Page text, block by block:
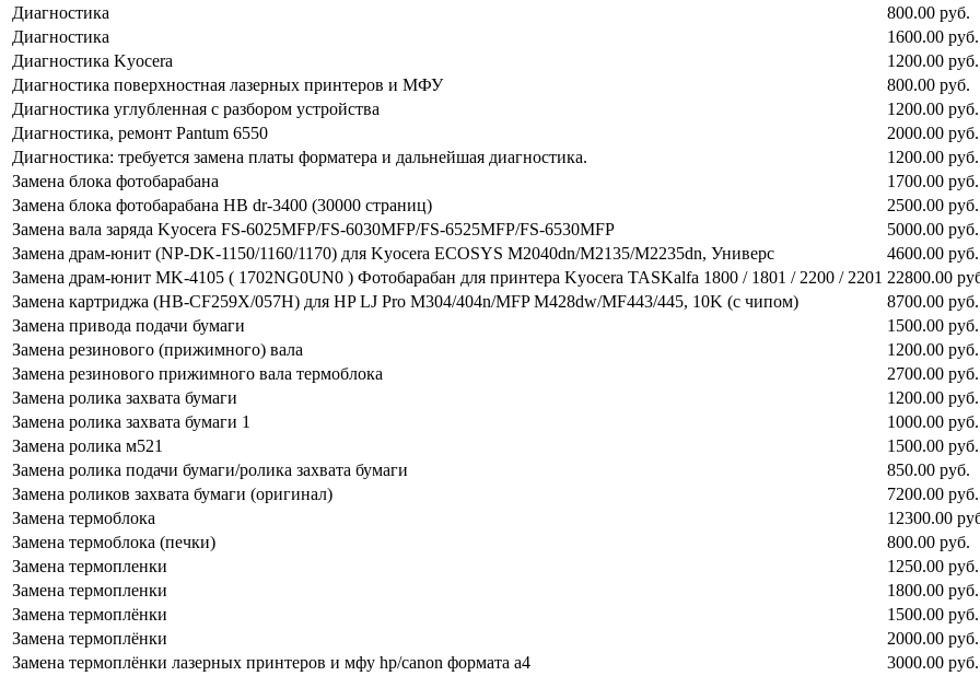
Диагностика
800.00 руб.
Диагностика
1600.00 руб.
Диагностика Kyocera
1200.00 руб.
Диагностика поверхностная лазерных принтеров и МФУ
800.00 руб.
Диагностика углубленная с разбором устройства
1200.00 руб.
Диагностика, ремонт Pantum 6550
2000.00 руб.
Диагностика: требуется замена платы форматера и дальнейшая диагностика.
1200.00 руб.
Замена блока фотобарабана
1700.00 руб.
Замена блока фотобарабана HB dr-3400 (30000 страниц)
2500.00 руб.
Замена вала заряда Kyocera FS-6025MFP/FS-6030MFP/FS-6525MFP/FS-6530MFP
5000.00 руб.
Замена драм-юнит (NP-DK-1150/1160/1170) для Kyocera ECOSYS M2040dn/M2135/M2235dn, Универс
4600.00 руб.
Замена драм-юнит MK-4105 ( 1702NG0UN0 ) Фотобарабан для принтера Kyocera TASKalfa 1800 / 1801 / 2200 / 2201 22800.00
Замена картриджа (HB-CF259X/057H) для HP LJ Pro M304/404n/MFP M428dw/MF443/445, 10K (с чипом)
8700.00 руб.
Замена привода подачи бумаги
1500.00 руб.
Замена резинового (прижимного) вала
1200.00 руб.
Замена резинового прижимного вала термоблока
2700.00 руб.
Замена ролика захвата бумаги
1200.00 руб.
Замена ролика захвата бумаги 1
1000.00 руб.
Замена ролика м521
1500.00 руб.
Замена ролика подачи бумаги/ролика захвата бумаги
850.00 руб.
Замена роликов захвата бумаги (оригинал)
7200.00 руб.
Замена термоблока
12300.00
Замена термоблока (печки)
800.00 руб.
Замена термопленки
1250.00 руб.
Замена термопленки
1800.00 руб.
Замена термоплёнки
1500.00 руб.
Замена термоплёнки
2000.00 руб.
Замена термоплёнки лазерных принтеров и мфу hp/canon формата а4
3000.00 руб.